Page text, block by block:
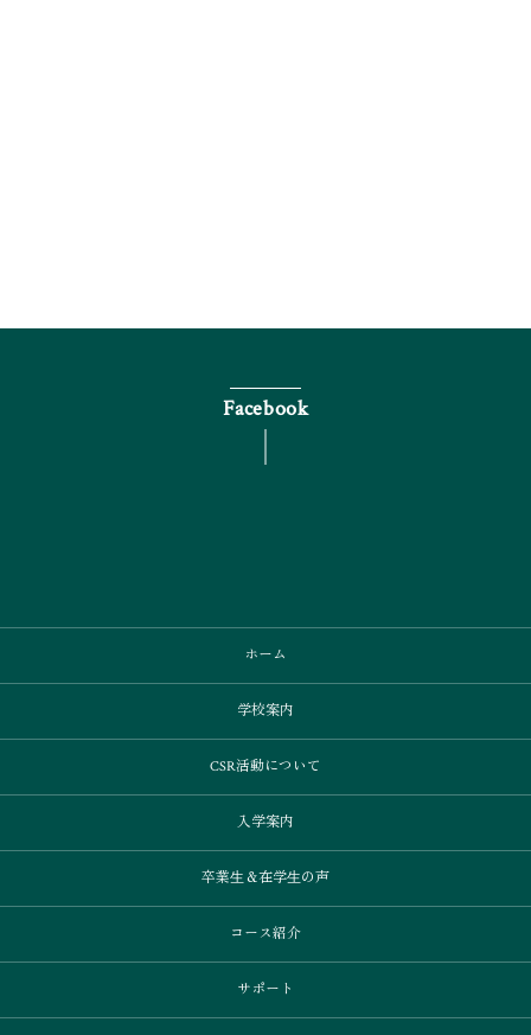
Facebook
ホーム
学校案内
CSR活動について
入学案内
卒業⽣＆在学⽣の声
コース紹介
サポート